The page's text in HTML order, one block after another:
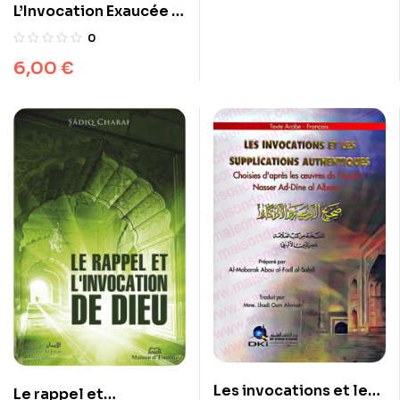
L’Invocation Exaucée –
Ahmed ‘Abdel Jawâd –
0
6,00 €
Le rappel et
Les invocations et les